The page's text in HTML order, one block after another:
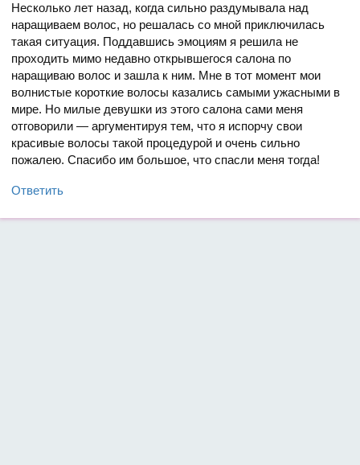
Несколько лет назад, когда сильно раздумывала над
наращиваем волос, но решалась со мной приключилась
такая ситуация. Поддавшись эмоциям я решила не
проходить мимо недавно открывшегося салона по
наращиваю волос и зашла к ним. Мне в тот момент мои
волнистые короткие волосы казались самыми ужасными в
мире. Но милые девушки из этого салона сами меня
отговорили — аргументируя тем, что я испорчу свои
красивые волосы такой процедурой и очень сильно
пожалею. Спасибо им большое, что спасли меня тогда!
Ответить